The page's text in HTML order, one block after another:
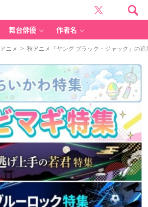
舞台俳優 作者名
アニメ > 秋アニメ『ヤング ブラック・ジャック』の